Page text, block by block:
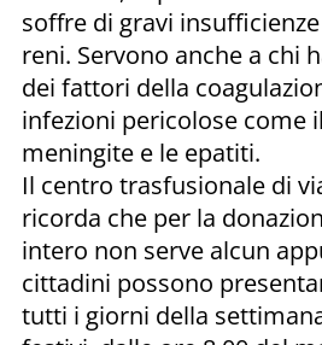
soffre di gravi
reni. Servono anche a chi
dei fattori della
infezioni pericolose come
meningite e le epatiti.
Il centro trasfusionale di
ricorda che per la
intero non serve alcun
cittadini possono
tutti i giorni della